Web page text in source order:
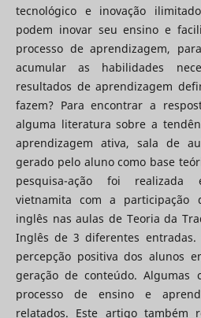
tecnológico e inovação
podem inovar seu ensino e
processo de aprendizagem,
acumular as habilidades
resultados de aprendizagem
fazem? Para encontrar a
alguma literatura sobre a
aprendizagem ativa, sala de
gerado pelo aluno como base
pesquisa-ação foi realizada
vietnamita com a participação
inglês nas aulas de Teoria da
Inglês de 3 diferentes
percepção positiva dos alunos
geração de conteúdo. Algumas
processo de ensino e
relatados. Este artigo também